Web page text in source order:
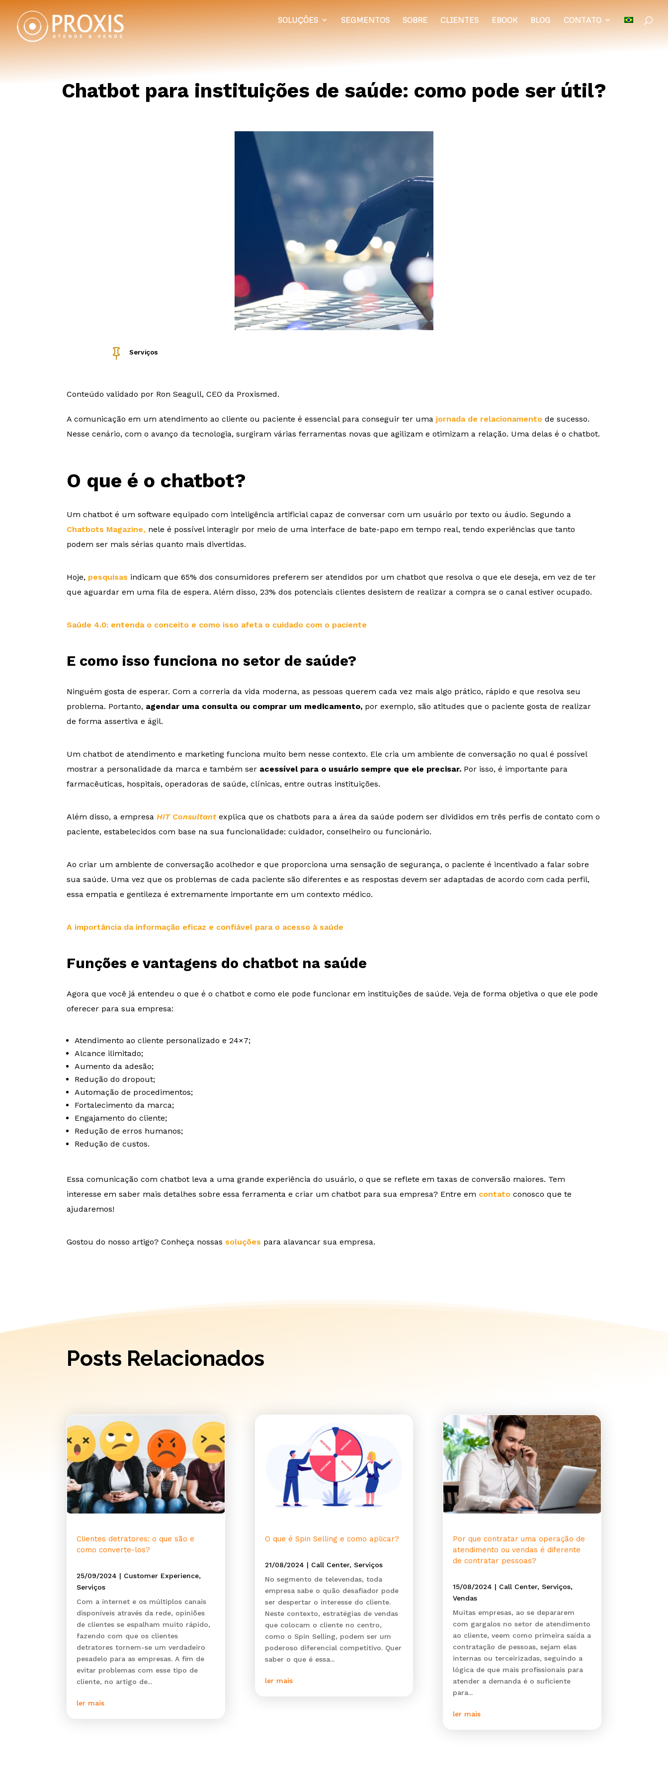
SOLUÇÕES SEGMENTOS SOBRE CLIENTES EBOOK BLOG CONTATO
Chatbot para instituições de saúde: como pode ser útil?
 Serviços
Conteúdo validado por Ron Seagull, CEO da Proxismed.
A comunicação em um atendimento ao cliente ou paciente é essencial para conseguir ter uma jornada de relacionamento de sucesso.
Nesse cenário, com o avanço da tecnologia, surgiram várias ferramentas novas que agilizam e otimizam a relação. Uma delas é o chatbot.
O que é o chatbot?
Um chatbot é um software equipado com inteligência artificial capaz de conversar com um usuário por texto ou áudio. Segundo a
Chatbots Magazine, nele é possível interagir por meio de uma interface de bate-papo em tempo real, tendo experiências que tanto
podem ser mais sérias quanto mais divertidas.
Hoje, pesquisas indicam que 65% dos consumidores preferem ser atendidos por um chatbot que resolva o que ele deseja, em vez de ter
que aguardar em uma fila de espera. Além disso, 23% dos potenciais clientes desistem de realizar a compra se o canal estiver ocupado.
Saúde 4.0: entenda o conceito e como isso afeta o cuidado com o paciente
E como isso funciona no setor de saúde?
Ninguém gosta de esperar. Com a correria da vida moderna, as pessoas querem cada vez mais algo prático, rápido e que resolva seu
problema. Portanto, agendar uma consulta ou comprar um medicamento, por exemplo, são atitudes que o paciente gosta de realizar
de forma assertiva e ágil.
Um chatbot de atendimento e marketing funciona muito bem nesse contexto. Ele cria um ambiente de conversação no qual é possível
mostrar a personalidade da marca e também ser acessível para o usuário sempre que ele precisar. Por isso, é importante para
farmacêuticas, hospitais, operadoras de saúde, clínicas, entre outras instituições.
Além disso, a empresaHIT Consultant explica que os chatbots para a área da saúde podem ser divididos em três perfis de contato com o
paciente, estabelecidos com base na sua funcionalidade: cuidador, conselheiro ou funcionário.
Ao criar um ambiente de conversação acolhedor e que proporciona uma sensação de segurança, o paciente é incentivado a falar sobre
sua saúde. Uma vez que os problemas de cada paciente são diferentes e as respostas devem ser adaptadas de acordo com cada perfil,
essa empatia e gentileza é extremamente importante em um contexto médico.
A importância da informação eficaz e confiável para o acesso à saúde
Funções e vantagens do chatbot na saúde
Agora que você já entendeu o que é o chatbot e como ele pode funcionar em instituições de saúde. Veja de forma objetiva o que ele pode
oferecer para sua empresa:
Atendimento ao cliente personalizado e 24×7;
Alcance ilimitado;
Aumento da adesão;
Redução do dropout;
Automação de procedimentos;
Fortalecimento da marca;
Engajamento do cliente;
Redução de erros humanos;
Redução de custos.
Essa comunicação com chatbot leva a uma grande experiência do usuário, o que se reflete em taxas de conversão maiores. Tem
interesse em saber mais detalhes sobre essa ferramenta e criar um chatbot para sua empresa? Entre em contato conosco que te
ajudaremos!
Gostou do nosso artigo? Conheça nossassoluções para alavancar sua empresa.
Posts Relacionados
Clientes detratores: o que são e
como converte-los?
25/09/2024 | Customer Experience,
Serviços
Com a internet e os múltiplos canais
disponíveis através da rede, opiniões
de clientes se espalham muito rápido,
fazendo com que os clientes
detratores tornem-se um verdadeiro
pesadelo para as empresas. A fim de
evitar problemas com esse tipo de
cliente, no artigo de...
ler mais
O que é Spin Selling e como aplicar?
21/08/2024 | Call Center, Serviços
No segmento de televendas, toda
empresa sabe o quão desafiador pode
ser despertar o interesse do cliente.
Neste contexto, estratégias de vendas
que colocam o cliente no centro,
como o Spin Selling, podem ser um
poderoso diferencial competitivo. Quer
saber o que é essa...
ler mais
Por que contratar uma operação de
atendimento ou vendas é diferente
de contratar pessoas?
15/08/2024 | Call Center, Serviços,
Vendas
Muitas empresas, ao se depararem
com gargalos no setor de atendimento
ao cliente, veem como primeira saída a
contratação de pessoas, sejam elas
internas ou terceirizadas, seguindo a
lógica de que mais profissionais para
atender a demanda é o suficiente
para...
ler mais